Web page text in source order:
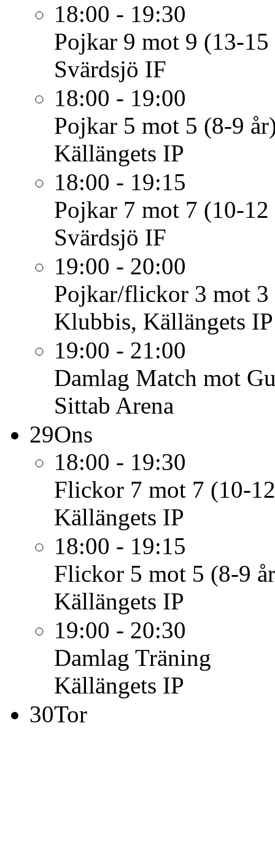
18:00 - 19:30
Pojkar 9 mot 9 (13-15
Svärdsjö IF
18:00 - 19:00
Pojkar 5 mot 5 (8-9
Källängets IP
18:00 - 19:15
Pojkar 7 mot 7 (10-12
Svärdsjö IF
19:00 - 20:00
Pojkar/flickor 3 mot 3
Klubbis, Källängets IP
19:00 - 21:00
Damlag Match mot
Sittab Arena
29Ons
18:00 - 19:30
Flickor 7 mot 7 (10-
Källängets IP
18:00 - 19:15
Flickor 5 mot 5 (8-9
Källängets IP
19:00 - 20:30
Damlag Träning
Källängets IP
30Tor